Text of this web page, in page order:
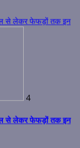
विधाता’, इस दिन